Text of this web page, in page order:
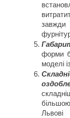
форми
моделі